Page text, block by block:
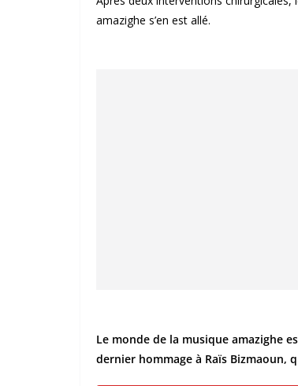
amazighe s’en est allé.
Le monde de la musique amazighe
dernier hommage à Raïs Bizmaoun,